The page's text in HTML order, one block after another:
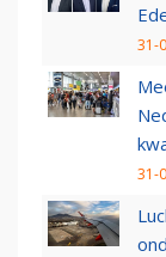
31-
31-